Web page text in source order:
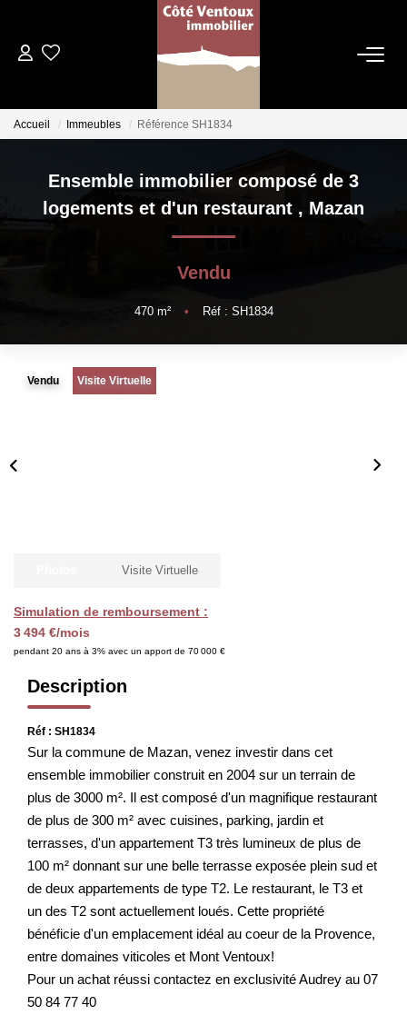
Qui Sommes Nous
Les Dentelles Montmirail
Notre Équipe
ESTIMATION
HOME STAGING
CONTACT
Accueil Immeubles Référence SH1834
Ensemble immobilier composé de 3
logements et d'un restaurant , Mazan
Vendu
470m² • Réf : SH1834
Vendu Visite Virtuelle
Simulation de remboursement :
3 494 €/mois
pendant 20 ans à 3% avec un apport de 70 000 €
Visite Virtuelle
Description
Réf : SH1834
Sur la commune de Mazan, venez investir dans cet
ensemble immobilier construit en 2004 sur un terrain de
plus de 3000 m². Il est composé d'un magnifique restaurant
de plus de 300 m² avec cuisines, parking, jardin et
terrasses, d'un appartement T3 très lumineux de plus de
100 m² donnant sur une belle terrasse exposée plein sud et
de deux appartements de type T2. Le restaurant, le T3 et
un des T2 sont actuellement loués. Cette propriété
bénéficie d'un emplacement idéal au coeur de la Provence,
entre domaines viticoles et Mont Ventoux!
Pour un achat réussi contactez en exclusivité Audrey au 07
50 84 77 40